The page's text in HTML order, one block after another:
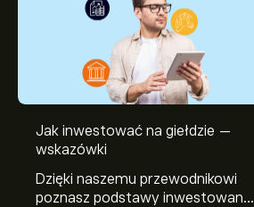
Jak inwestować na giełdzie —
wskazówki
Dzięki naszemu przewodnikowi
poznasz podstawy inwestowania